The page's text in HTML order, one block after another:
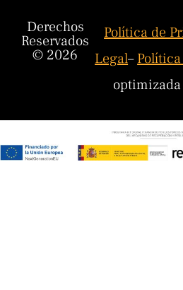
Derechos
Reservados
© 2026
Política de
Legal–